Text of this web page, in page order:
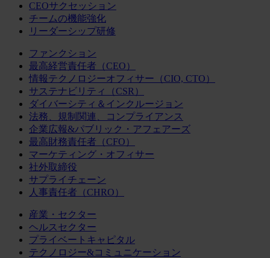
CEOサクセッション
チームの機能強化
リーダーシップ研修
ファンクション
最高経営責任者（CEO）
情報テクノロジーオフィサー（CIO, CTO）
サステナビリティ（CSR）
ダイバーシティ＆インクルージョン
法務、規制関連、コンプライアンス
企業広報&パブリック・アフェアーズ
最高財務責任者（CFO）
マーケティング・オフィサー
社外取締役
サプライチェーン
人事責任者（CHRO）
産業・セクター
ヘルスセクター
プライベートキャピタル
テクノロジー&コミュニケーション